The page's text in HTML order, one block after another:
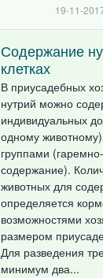
19-11-
Содержание
клетках
В приусадебных
нутрий можно
индивидуальных
одному
группами
содержание).
животных для
определяется
возможностями
размером
Для разведения
минимум два...